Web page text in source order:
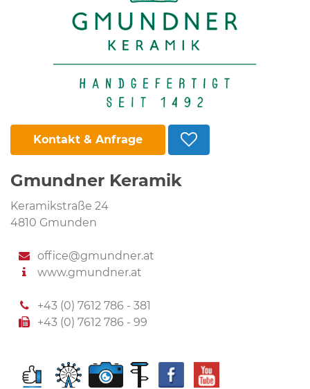
Kontakt & Anfrage
Gmundner Keramik
Keramikstraße 24
4810 Gmunden
office@gmundner.at
www.gmundner.at
+43 (0) 7612 786 - 381
+43 (0) 7612 786 - 99